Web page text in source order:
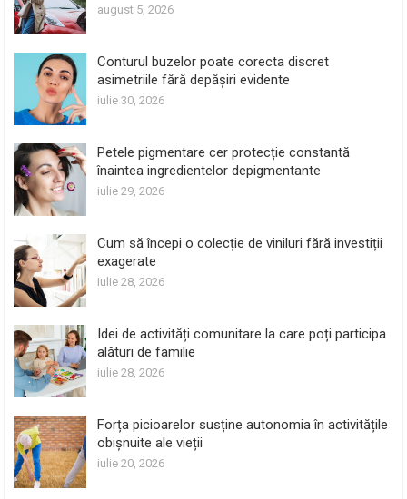
august 5, 2026
Conturul buzelor poate corecta discret
asimetriile fără depășiri evidente
iulie 30, 2026
Petele pigmentare cer protecție constantă
înaintea ingredientelor depigmentante
iulie 29, 2026
Cum să începi o colecție de viniluri fără investiții
exagerate
iulie 28, 2026
Idei de activități comunitare la care poți participa
alături de familie
iulie 28, 2026
Forța picioarelor susține autonomia în activitățile
obișnuite ale vieții
iulie 20, 2026